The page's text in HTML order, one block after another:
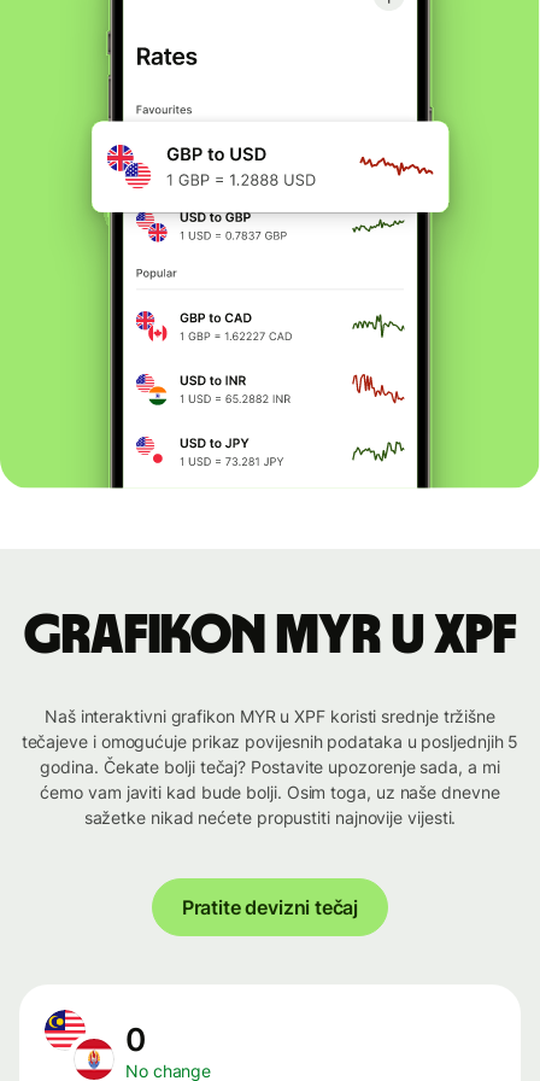
Grafikon MYR u XPF
Naš interaktivni grafikon MYR u XPF koristi srednje tržišne
tečajeve i omogućuje prikaz povijesnih podataka u posljednjih 5
godina. Čekate bolji tečaj? Postavite upozorenje sada, a mi
ćemo vam javiti kad bude bolji. Osim toga, uz naše dnevne
sažetke nikad nećete propustiti najnovije vijesti.
Pratite devizni tečaj
0
No change